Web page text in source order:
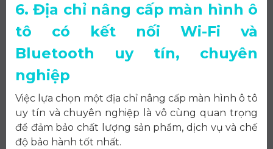
6. Địa chỉ nâng cấp màn hình ô
tô có kết nối Wi-Fi và
Bluetooth uy tín, chuyên
nghiệp
Việc lựa chọn một địa chỉ nâng cấp màn hình ô tô
uy tín và chuyên nghiệp là vô cùng quan trọng
để đảm bảo chất lượng sản phẩm, dịch vụ và chế
độ bảo hành tốt nhất.